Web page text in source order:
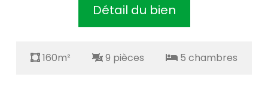
Détail du bien
160m² 9 pièces 5 chambres